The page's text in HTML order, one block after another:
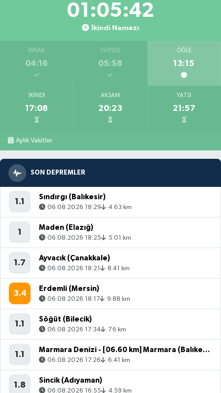
01:05:41
İkindi Namazı
İMSAK
04:16
GÜNEŞ
05:58
ÖĞLE
13:15
İKINDI
17:08
AKŞAM
20:23
YATSI
21:57
Aylık Vakitler
SON DEPREMLER
1.1
Sındırgı (Balıkesir)
06.08.2026 18:29 4.63 km
1
Maden (Elazığ)
06.08.2026 18:25 5.01 km
1.7
Ayvacık (Çanakkale)
06.08.2026 18:21 8.41 km
3.4
Erdemli (Mersin)
06.08.2026 18:17 9.88 km
1.1
Söğüt (Bilecik)
06.08.2026 17:34 7.6 km
1.1
Marmara Denizi - [06.60 km] Marmara (Balıkesir)
06.08.2026 17:26 6.41 km
1.8
Sincik (Adıyaman)
06.08.2026 16:55 4.59 km